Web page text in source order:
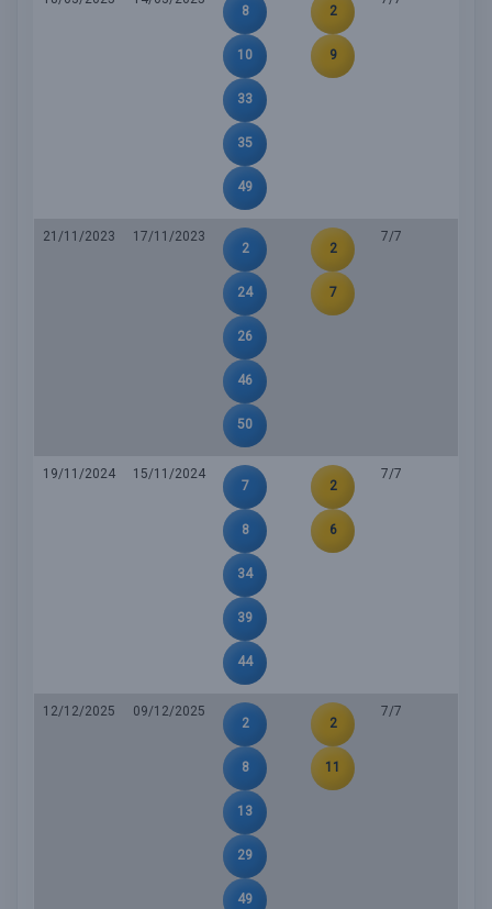
8
10
33
35
49
2
9
21/11/2023
17/11/2023
2
24
26
46
50
2
7
7/7
19/11/2024
15/11/2024
7
8
34
39
44
2
6
7/7
12/12/2025
09/12/2025
2
8
13
29
49
2
11
7/7